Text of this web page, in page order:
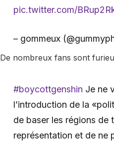
pic.twitter.com/
– gommeux
De nombreux fans sont
#boycottgenshin Je ne
l’introduction de la
de baser les régions de
représentation et de ne